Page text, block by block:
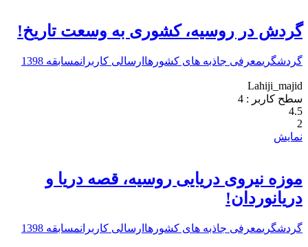
گردش در روسیه، کشوری به وسعت تاریخ!
گردشگریمعرفی جاذبه های کشورها ارسالی کاربرانمسابقه 1398
Lahiji_majid
سطح کاربر : 4
4.5
2
نمایش
موزه نیروی دریایی روسیه، قصه دریا و
دریانوردان!
گردشگریمعرفی جاذبه های کشورها ارسالی کاربرانمسابقه 1398